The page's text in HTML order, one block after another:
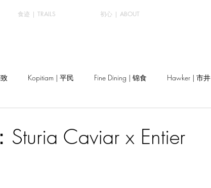
食迹 | TRAILS 初心 | ABOUT
Kopitiam | 平民 Fine Dining | 锦食 Hawker | 市井
Caviar x Entier